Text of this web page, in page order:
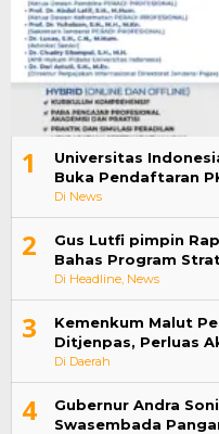
1
Universitas
Buka Pendaftaran
Di News
2
Gus Lutfi pimpin
Bahas Program
Di Headline, News
3
Kemenkum Malut
Ditjenpas, Perluas
Di Daerah
4
Gubernur Andra
Swasembada